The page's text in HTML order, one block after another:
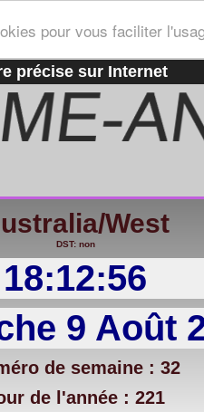
pour vous faciliter
précise sur Internet
West
DST: non
18:12:57
9 Août
de semaine : 32
de l'année : 221